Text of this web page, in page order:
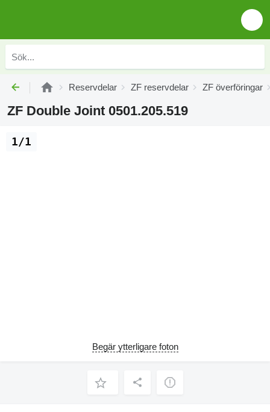
Reservdelar ZF reservdelar ZF överföringar
ZF Double Joint 0501.205.519
1/1
Begär ytterligare foton